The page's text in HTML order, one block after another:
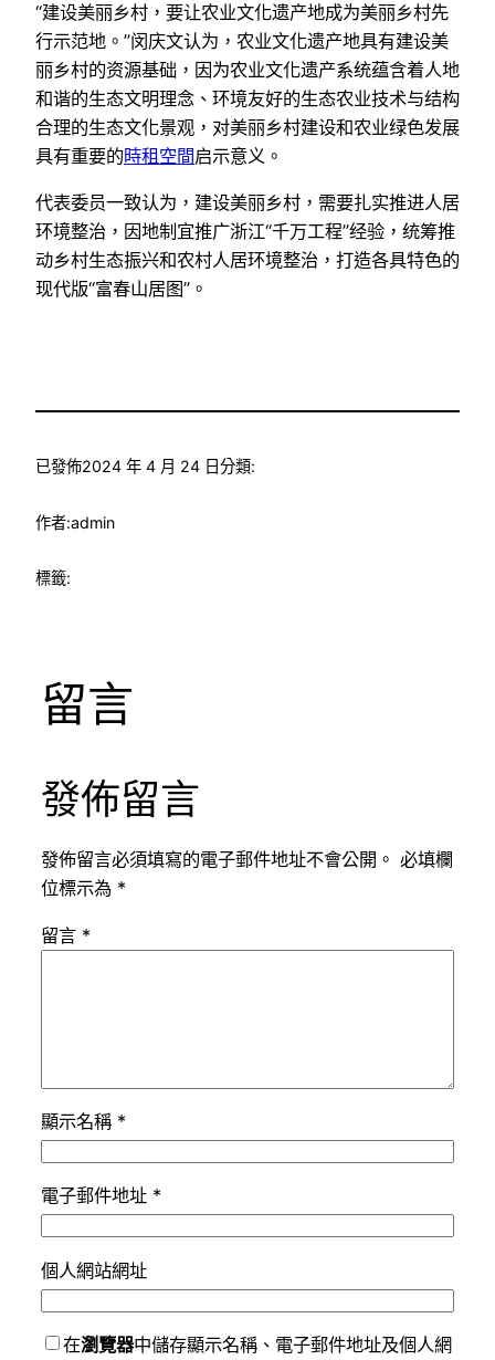
“建设美丽乡村，要让农业文化遗产地成为美丽乡村先
行示范地。”闵庆文认为，农业文化遗产地具有建设美
丽乡村的资源基础，因为农业文化遗产系统蕴含着人地
和谐的生态文明理念、环境友好的生态农业技术与结构
合理的生态文化景观，对美丽乡村建设和农业绿色发展
具有重要的時租空間启示意义。
代表委员一致认为，建设美丽乡村，需要扎实推进人居
环境整治，因地制宜推广浙江“千万工程”经验，统筹推
动乡村生态振兴和农村人居环境整治，打造各具特色的
现代版“富春山居图”。
已發佈2024 年 4 月 24 日分類:
作者:admin
標籤:
留言
發佈留言
發佈留言必須填寫的電子郵件地址不會公開。 必填欄
位標示為 *
留言 *
顯示名稱 *
電子郵件地址 *
個人網站網址
在瀏覽器中儲存顯示名稱、電子郵件地址及個人網